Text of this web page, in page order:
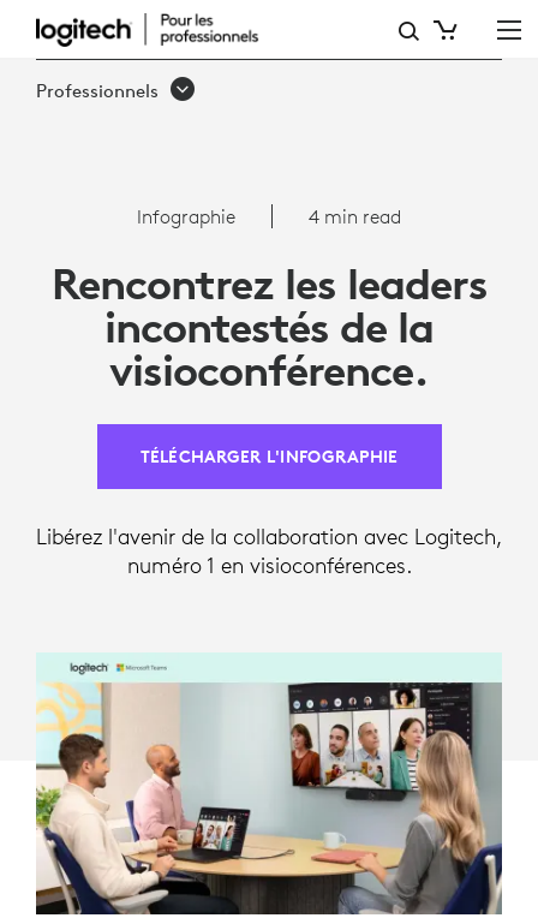
INFOGRAPHIE
VISIOCONFÉRENCE
MIEUX
NOTÉE
POUR
TEAMS
Professionnels
Infographie 4 min read
Rencontrez les leaders
incontestés de la
visioconférence.
TÉLÉCHARGER L'INFOGRAPHIE
Libérez l'avenir de la collaboration avec Logitech,
numéro 1 en visioconférences.